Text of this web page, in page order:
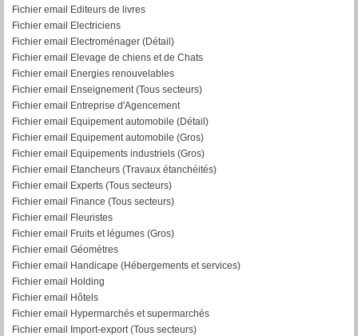
Fichier email Editeurs de livres
Fichier email Electriciens
Fichier email Electroménager (Détail)
Fichier email Elevage de chiens et de Chats
Fichier email Energies renouvelables
Fichier email Enseignement (Tous secteurs)
Fichier email Entreprise d'Agencement
Fichier email Equipement automobile (Détail)
Fichier email Equipement automobile (Gros)
Fichier email Equipements industriels (Gros)
Fichier email Etancheurs (Travaux étanchéités)
Fichier email Experts (Tous secteurs)
Fichier email Finance (Tous secteurs)
Fichier email Fleuristes
Fichier email Fruits et légumes (Gros)
Fichier email Géomètres
Fichier email Handicape (Hébergements et services)
Fichier email Holding
Fichier email Hôtels
Fichier email Hypermarchés et supermarchés
Fichier email Import-export (Tous secteurs)